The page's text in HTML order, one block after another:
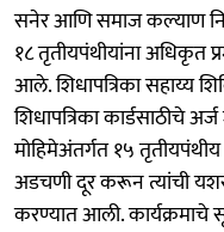
सनेर आणि समाज कल्याण
१८ तृतीयपंथीयांना अधिकृत
आले. शिधापत्रिका सहाय्य
शिधापत्रिका कार्डसाठीचे
मोहिमेअंतर्गत १५
अडचणी दूर करून त्यांची
करण्यात आली. कार्यक्रमाचे